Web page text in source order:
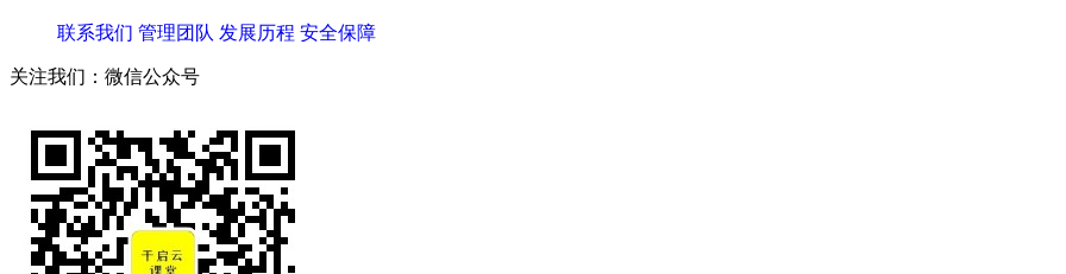
联系我们 管理团队 发展历程 安全保障
关注我们：微信公众号